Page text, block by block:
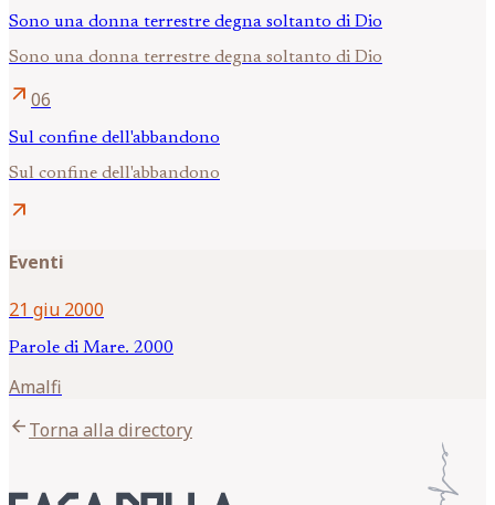
Sono una donna terrestre degna soltanto di Dio
Sono una donna terrestre degna soltanto di Dio
arrow_outward 06
Sul confine dell'abbandono
Sul confine dell'abbandono
arrow_outward
Eventi
21 giu 2000
Parole di Mare. 2000
Amalfi
arrow_backTorna alla directory